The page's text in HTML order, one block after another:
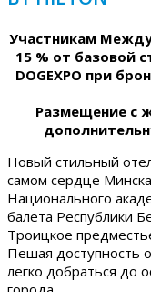
Участникам
15 % от базовой
DOGEXPO при
Размещение с
Новый стильный
самом сердце
Национального
балета Республики
Троицкое
Пешая доступность
легко добраться до